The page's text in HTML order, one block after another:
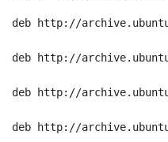
deb http://
deb http://
deb http://
deb http://